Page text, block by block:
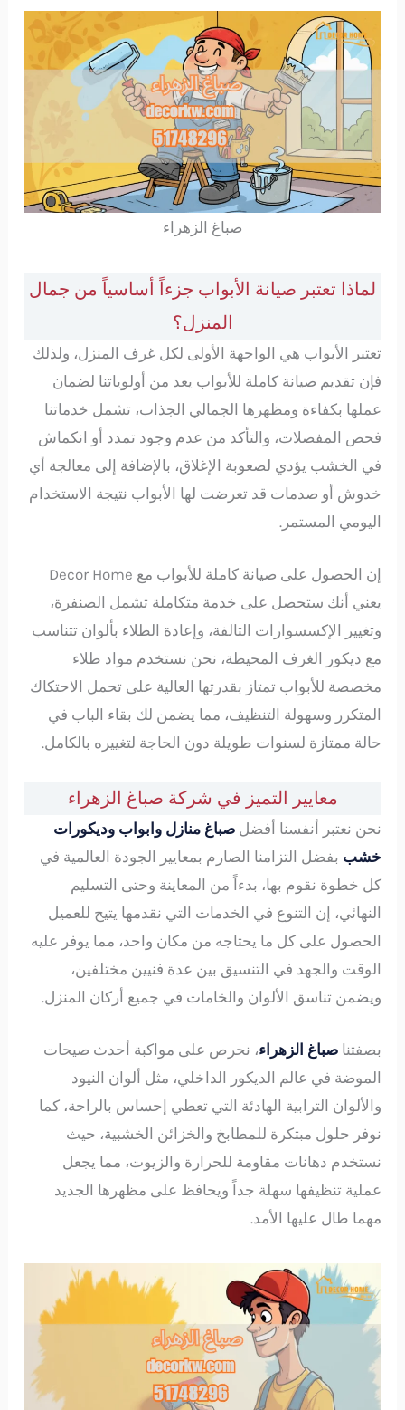
صباغ الزهراء
لماذا تعتبر صيانة الأبواب جزءاً أساسياً من جمال
المنزل؟
تعتبر الأبواب هي الواجهة الأولى لكل غرف المنزل، ولذلك
فإن تقديم صيانة كاملة للأبواب يعد من أولوياتنا لضمان
عملها بكفاءة ومظهرها الجمالي الجذاب، تشمل خدماتنا
فحص المفصلات، والتأكد من عدم وجود تمدد أو انكماش
في الخشب يؤدي لصعوبة الإغلاق، بالإضافة إلى معالجة أي
خدوش أو صدمات قد تعرضت لها الأبواب نتيجة الاستخدام
اليومي المستمر.
إن الحصول على صيانة كاملة للأبواب مع Decor Home
يعني أنك ستحصل على خدمة متكاملة تشمل الصنفرة،
وتغيير الإكسسوارات التالفة، وإعادة الطلاء بألوان تتناسب
مع ديكور الغرف المحيطة، نحن نستخدم مواد طلاء
مخصصة للأبواب تمتاز بقدرتها العالية على تحمل الاحتكاك
المتكرر وسهولة التنظيف، مما يضمن لك بقاء الباب في
حالة ممتازة لسنوات طويلة دون الحاجة لتغييره بالكامل.
معايير التميز في شركة صباغ الزهراء
نحن نعتبر أنفسنا أفضلصباغ منازل وابواب وديكورات
خشب بفضل التزامنا الصارم بمعايير الجودة العالمية في
كل خطوة نقوم بها، بدءاً من المعاينة وحتى التسليم
النهائي، إن التنوع في الخدمات التي نقدمها يتيح للعميل
الحصول على كل ما يحتاجه من مكان واحد، مما يوفر عليه
الوقت والجهد في التنسيق بين عدة فنيين مختلفين،
ويضمن تناسق الألوان والخامات في جميع أركان المنزل.
بصفتناصباغ الزهراء، نحرص على مواكبة أحدث صيحات
الموضة في عالم الديكور الداخلي، مثل ألوان النيود
والألوان الترابية الهادئة التي تعطي إحساس بالراحة، كما
نوفر حلول مبتكرة للمطابخ والخزائن الخشبية، حيث
نستخدم دهانات مقاومة للحرارة والزيوت، مما يجعل
عملية تنظيفها سهلة جداً ويحافظ على مظهرها الجديد
مهما طال عليها الأمد.